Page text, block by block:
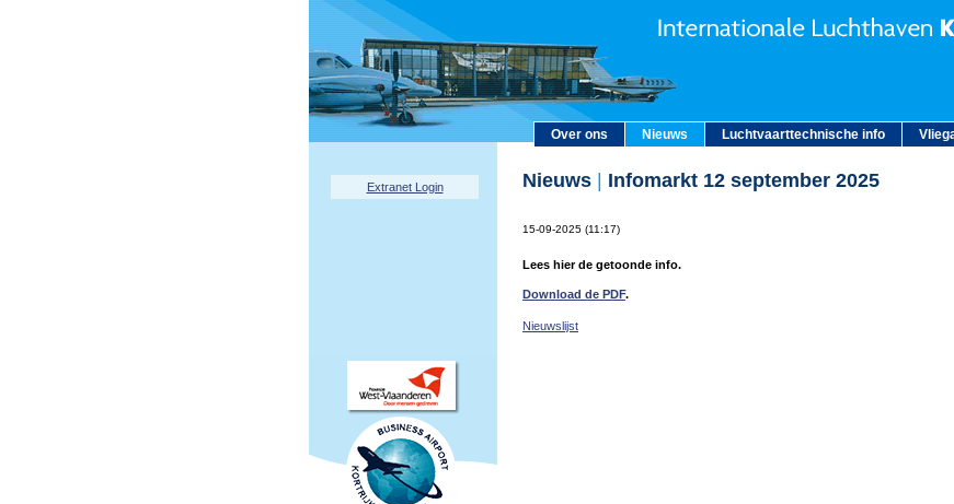
Over ons Nieuws Luchtvaarttechnische info
Extranet Login Nieuws Infomarkt 12 september 2025
15-09-2025 (11:17)
Lees hier de getoonde info.
Download de PDF.
Nieuwslijst